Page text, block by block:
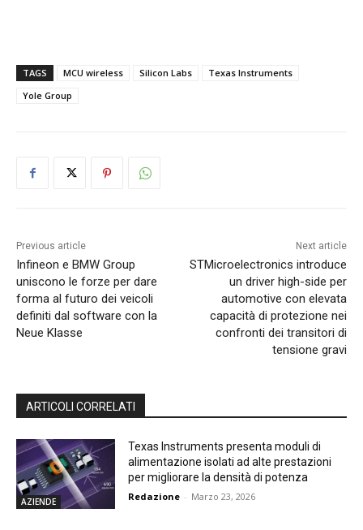
TAGS MCU wireless Silicon Labs
Texas Instruments
Yole Group
Previous article
Infineon e BMW Group
uniscono le forze per dare
forma al futuro dei veicoli
definiti dal software con la
Neue Klasse
Next article
STMicroelectronics introduce
un driver high-side per
automotive con elevata
capacità di protezione nei
confronti dei transitori di
tensione gravi
ARTICOLI CORRELATI
AZIENDE
Texas Instruments presenta moduli di
alimentazione isolati ad alte prestazioni
per migliorare la densità di potenza
Redazione - Marzo 23, 2026